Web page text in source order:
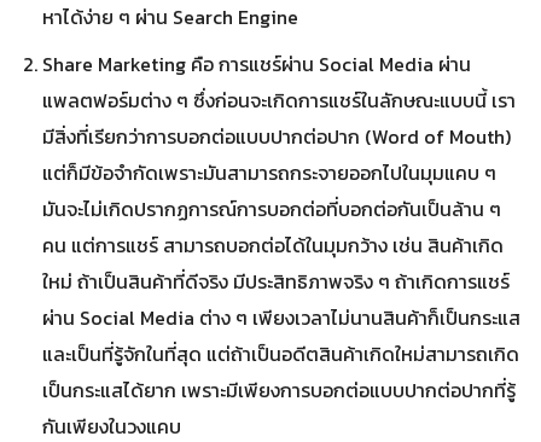
หาได้ง่าย ๆ ผ่าน Search Engine
Share Marketing คือ การแชร์ผ่าน Social Media ผ่าน
แพลตฟอร์มต่าง ๆ ซึ่งก่อนจะเกิดการแชร์ในลักษณะแบบนี้ เรา
มีสิ่งที่เรียกว่าการบอกต่อแบบปากต่อปาก (Word of Mouth)
แต่ก็มีข้อจำกัดเพราะมันสามารถกระจายออกไปในมุมแคบ ๆ
มันจะไม่เกิดปรากฏการณ์การบอกต่อที่บอกต่อกันเป็นล้าน ๆ
คน แต่การแชร์ สามารถบอกต่อได้ในมุมกว้าง เช่น สินค้าเกิด
ใหม่ ถ้าเป็นสินค้าที่ดีจริง มีประสิทธิภาพจริง ๆ ถ้าเกิดการแชร์
ผ่าน Social Media ต่าง ๆ เพียงเวลาไม่นานสินค้าก็เป็นกระแส
และเป็นที่รู้จักในที่สุด แต่ถ้าเป็นอดีตสินค้าเกิดใหม่สามารถเกิด
เป็นกระแสได้ยาก เพราะมีเพียงการบอกต่อแบบปากต่อปากที่รู้
กันเพียงในวงแคบ